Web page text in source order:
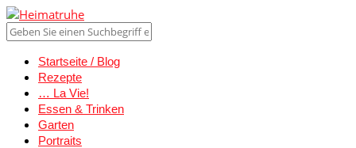
Startseite / Blog
Rezepte
… La Vie!
Essen & Trinken
Garten
Portraits